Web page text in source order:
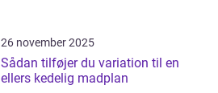
26 november 2025
Sådan tilføjer du variation til en
ellers kedelig madplan